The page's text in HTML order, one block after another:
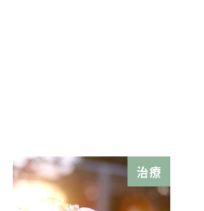
治療